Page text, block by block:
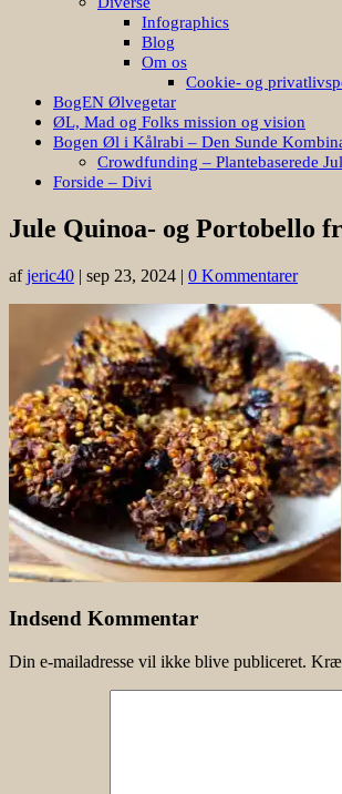
Infographics
Blog
Om os
Cookie- og
BogEN Ølvegetar
ØL, Mad og Folks mission og vision
Bogen Øl i Kålrabi – Den Sunde
Crowdfunding – Plantebaserede
Forside – Divi
Jule Quinoa- og Portobello
afjeric40 | sep 23, 2024 | 0 Kommentarer
Indsend Kommentar
Din e-mailadresse vil ikke blive publiceret.